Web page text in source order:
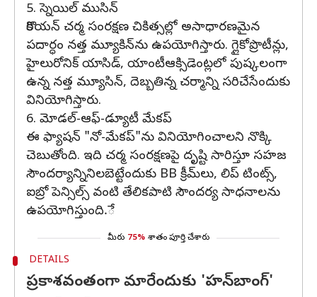
5. స్నెయిల్ ముసిన్
కొరియన్ చర్మ సంరక్షణ చికిత్సల్లో అసాధారణమైన
పదార్ధం నత్త మ్యూకిన్‌ను ఉపయోగిస్తారు. గ్లైకోప్రొటీన్లు,
హైలురోనిక్ యాసిడ్, యాంటీఆక్సిడెంట్లలో పుష్కలంగా
ఉన్న నత్త మ్యూసిన్, దెబ్బతిన్న చర్మాన్ని సరిచేసేందుకు
వినియోగిస్తారు.
6. మోడల్-ఆఫ్-డ్యూటీ మేకప్
ఈ ఫ్యాషన్ "నో-మేకప్"ను వినియోగించాలని నొక్కి
చెబుతోంది. ఇది చర్మ సంరక్షణపై దృష్టి సారిస్తూ సహజ
సౌందర్యాన్నినిలబెట్టేందుకు BB క్రీమ్‌లు, లిప్ టింట్స్,
ఐబ్రో పెన్సిల్స్ వంటి తేలికపాటి సౌందర్య సాధనాలను
ఉపయోగిస్తుంది.ే
మీరు 75% శాతం పూర్తి చేశారు
DETAILS
ప్రకాశవంతంగా మారేందుకు 'హన్‌బాంగ్'